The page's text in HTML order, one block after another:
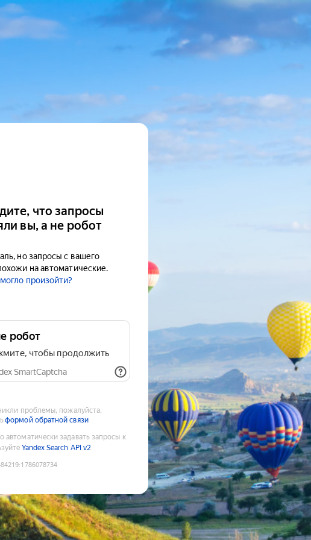
что запросы
вы, а не робот
но запросы с вашего
на автоматические.
произойти?
не робот
чтобы продолжить
SmartCaptcha
проблемы, пожалуйста,
формой обратной связи
автоматически задавать запросы к
Yandex Search API v2
:1786078734